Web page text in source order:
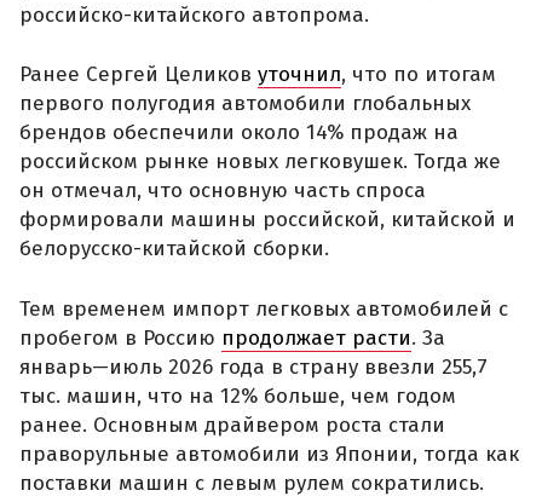
российско-китайского автопрома.
Ранее Сергей Целиков уточнил, что по итогам
первого полугодия автомобили глобальных
брендов обеспечили около 14% продаж на
российском рынке новых легковушек. Тогда же
он отмечал, что основную часть спроса
формировали машины российской, китайской и
белорусско-китайской сборки.
Тем временем импорт легковых автомобилей с
пробегом в Россию продолжает расти. За
январь—июль 2026 года в страну ввезли 255,7
тыс. машин, что на 12% больше, чем годом
ранее. Основным драйвером роста стали
праворульные автомобили из Японии, тогда как
поставки машин с левым рулем сократились.